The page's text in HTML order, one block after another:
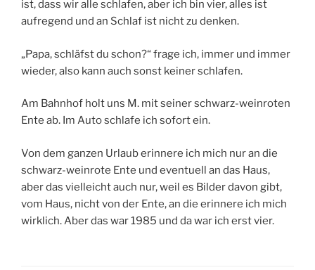
ist, dass wir alle schlafen, aber ich bin vier, alles ist
aufregend und an Schlaf ist nicht zu denken.
„Papa, schläfst du schon?“ frage ich, immer und immer
wieder, also kann auch sonst keiner schlafen.
Am Bahnhof holt uns M. mit seiner schwarz-weinroten
Ente ab. Im Auto schlafe ich sofort ein.
Von dem ganzen Urlaub erinnere ich mich nur an die
schwarz-weinrote Ente und eventuell an das Haus,
aber das vielleicht auch nur, weil es Bilder davon gibt,
vom Haus, nicht von der Ente, an die erinnere ich mich
wirklich. Aber das war 1985 und da war ich erst vier.